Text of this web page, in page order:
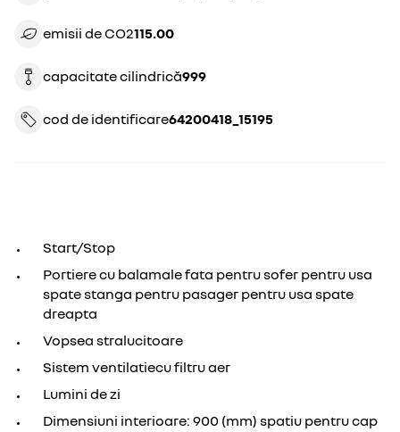
emisii de CO2 115.00
capacitate cilindrică 999
cod de identificare 64200418_15195
Start/Stop
Portiere cu balamale fata pentru sofer pentru usa
spate stanga pentru pasager pentru usa spate
dreapta
Vopsea stralucitoare
Sistem ventilatiecu filtru aer
Lumini de zi
Dimensiuni interioare: 900 (mm) spatiu pentru cap